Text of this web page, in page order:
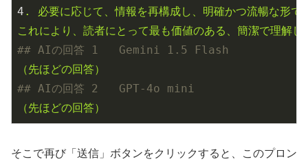
4 .
必要に応じて、情報を再構成し、明確かつ流暢な形
これにより、読者にとって最も価値のある、簡潔で理解
## AIの回答 1   Gemini 1.5 Flash
（先ほどの回答）
## AIの回答 2   GPT-4o mini
（先ほどの回答）
そこで再び「送信」ボタンをクリックすると、このプロン